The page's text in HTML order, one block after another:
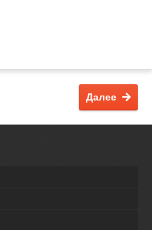
Далее